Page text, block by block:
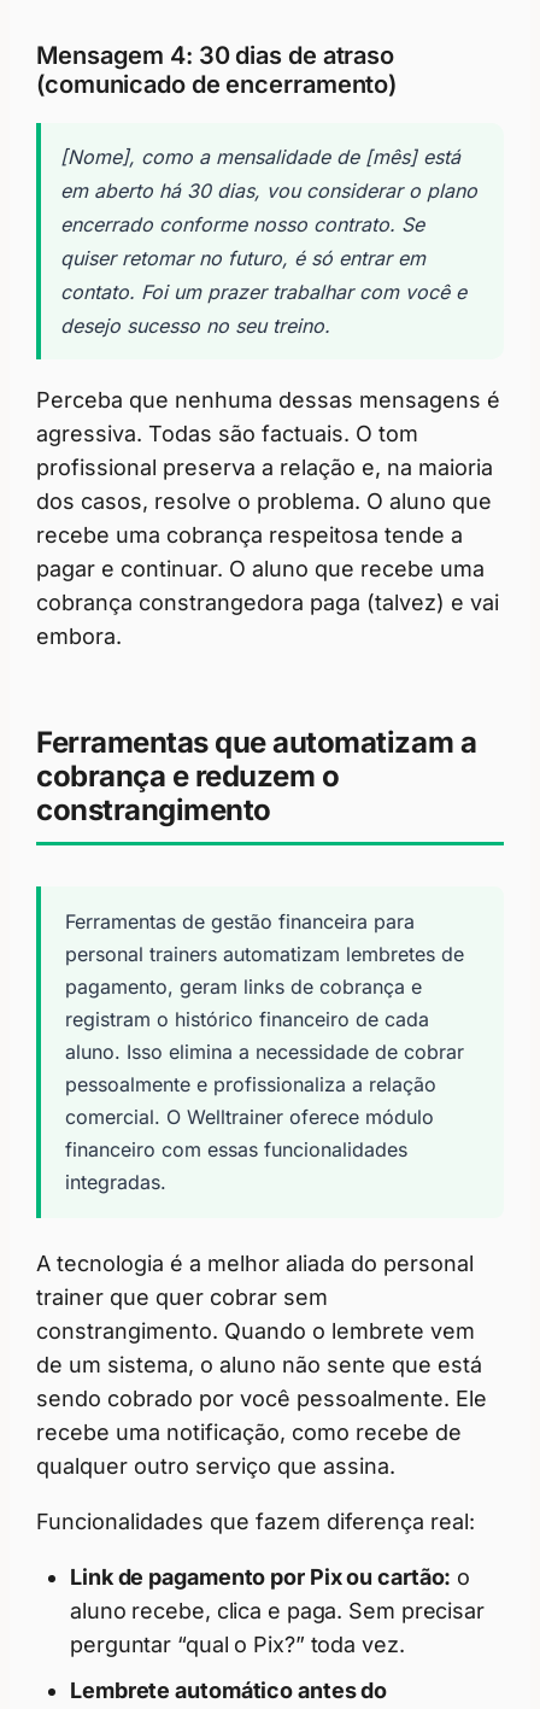
Mensagem 4: 30 dias de atraso
(comunicado de encerramento)
[Nome], como a mensalidade de [mês] está
em aberto há 30 dias, vou considerar o plano
encerrado conforme nosso contrato. Se
quiser retomar no futuro, é só entrar em
contato. Foi um prazer trabalhar com você e
desejo sucesso no seu treino.
Perceba que nenhuma dessas mensagens é
agressiva. Todas são factuais. O tom
profissional preserva a relação e, na maioria
dos casos, resolve o problema. O aluno que
recebe uma cobrança respeitosa tende a
pagar e continuar. O aluno que recebe uma
cobrança constrangedora paga (talvez) e vai
embora.
Ferramentas que automatizam a
cobrança e reduzem o
constrangimento
Ferramentas de gestão financeira para
personal trainers automatizam lembretes de
pagamento, geram links de cobrança e
registram o histórico financeiro de cada
aluno. Isso elimina a necessidade de cobrar
pessoalmente e profissionaliza a relação
comercial. O Welltrainer oferece módulo
financeiro com essas funcionalidades
integradas.
A tecnologia é a melhor aliada do personal
trainer que quer cobrar sem
constrangimento. Quando o lembrete vem
de um sistema, o aluno não sente que está
sendo cobrado por você pessoalmente. Ele
recebe uma notificação, como recebe de
qualquer outro serviço que assina.
Funcionalidades que fazem diferença real:
Link de pagamento por Pix ou cartão: o
aluno recebe, clica e paga. Sem precisar
perguntar “qual o Pix?” toda vez.
Lembrete automático antes do